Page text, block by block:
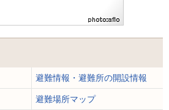
避難情報・避難所の開設情報
避難場所マップ